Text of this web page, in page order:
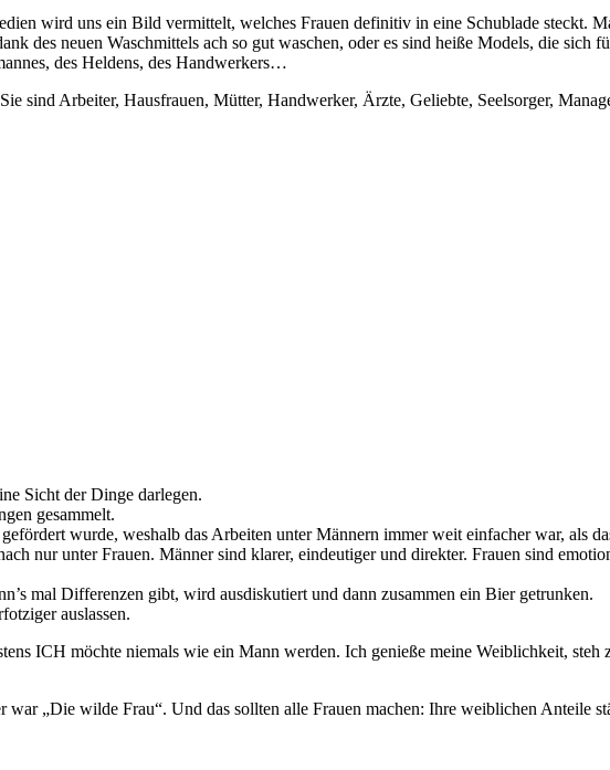
wird uns ein Bild vermittelt, welches Frauen definitiv in eine Schublade steckt.
des neuen Waschmittels ach so gut waschen, oder es sind heiße Models, die sich
des Heldens, des Handwerkers…
sind Arbeiter, Hausfrauen, Mütter, Handwerker, Ärzte, Geliebte, Seelsorger,
Sicht der Dinge darlegen.
gesammelt.
wurde, weshalb das Arbeiten unter Männern immer weit einfacher war, als
nur unter Frauen. Männer sind klarer, eindeutiger und direkter. Frauen sind
mal Differenzen gibt, wird ausdiskutiert und dann zusammen ein Bier getrunken.
auslassen.
ICH möchte niemals wie ein Mann werden. Ich genieße meine Weiblichkeit,
„Die wilde Frau“. Und das sollten alle Frauen machen: Ihre weiblichen Anteile